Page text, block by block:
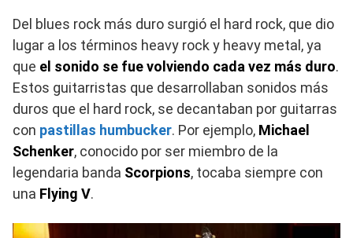
Del blues rock más duro surgió el hard rock, que dio
lugar a los términos heavy rock y heavy metal, ya
que el sonido se fue volviendo cada vez más duro.
Estos guitarristas que desarrollaban sonidos más
duros que el hard rock, se decantaban por guitarras
con pastillas humbucker. Por ejemplo, Michael
Schenker, conocido por ser miembro de la
legendaria banda Scorpions, tocaba siempre con
una Flying V.